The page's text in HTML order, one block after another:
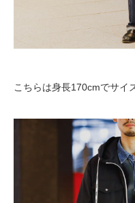
こちらは身長170cmでサイ